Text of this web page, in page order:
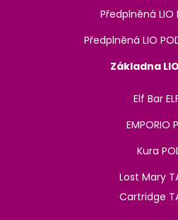
Předplněná LIO
Předplněná LIO
Základna
Elf Bar
EMPORIO
Kura
Lost Mary
Cartridge